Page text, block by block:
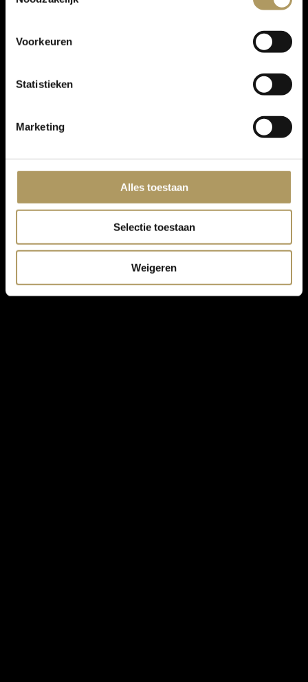
Voorkeuren
Statistieken
Marketing
Alles toestaan
Selectie toestaan
Weigeren